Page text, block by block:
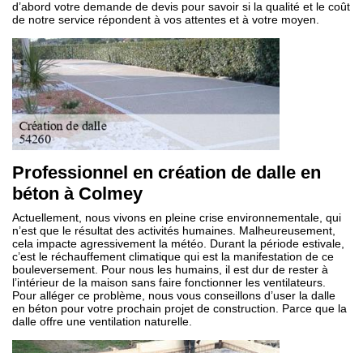
d’abord votre demande de devis pour savoir si la qualité et le coût
de notre service répondent à vos attentes et à votre moyen.
Professionnel en création de dalle en
béton à Colmey
Actuellement, nous vivons en pleine crise environnementale, qui
n’est que le résultat des activités humaines. Malheureusement,
cela impacte agressivement la météo. Durant la période estivale,
c’est le réchauffement climatique qui est la manifestation de ce
bouleversement. Pour nous les humains, il est dur de rester à
l’intérieur de la maison sans faire fonctionner les ventilateurs.
Pour alléger ce problème, nous vous conseillons d’user la dalle
en béton pour votre prochain projet de construction. Parce que la
dalle offre une ventilation naturelle.